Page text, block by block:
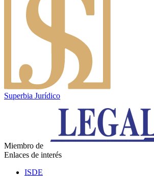
Superbia Jurídico
Miembro de
Enlaces de interés
ISDE